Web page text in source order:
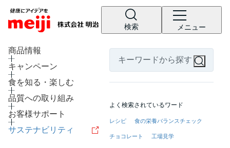
検索 メニュー
商品情報
キャンペーン
食を知る・楽しむ
品質への取り組み
お客様サポート
サステナビリティ
よく検索されているワード
レシピ 食の栄養バランスチェック
チョコレート 工場見学
LANGUAGE